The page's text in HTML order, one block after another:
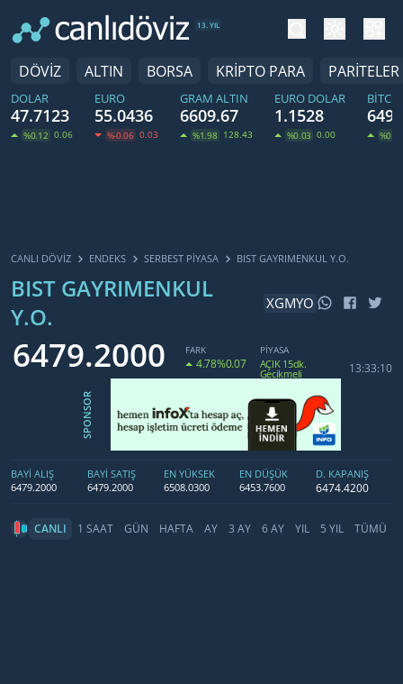
13. YIL
DÖVİZ ALTIN BORSA KRİPTO PARA PARİTELER
DOLAR
47.7123
%0.12 0.06
EURO
55.0436
%-0.06 0.03
GRAM ALTIN
6609.67
%1.98 128.43
EURO DOLAR
1.1528
%0.03 0.00
CANLI DÖVİZ ENDEKS SERBEST PIYASA BIST GAYRIMENKUL Y.O.
BIST GAYRIMENKUL
Y.O.
XGMYO
6479.2000 FARK
4.78%0.07
PİYASA
AÇIK 15dk.
Gecikmeli 13:33:10
SPONSOR
BAYİ ALIŞ
6479.2000
BAYİ SATIŞ
6479.2000
EN YÜKSEK
6508.0300
EN DÜŞÜK
6453.7600
D. KAPANIŞ
6474.4200
CANLI 1 SAAT GÜN HAFTA AY 3 AY 6 AY YIL 5 YIL TÜMÜ